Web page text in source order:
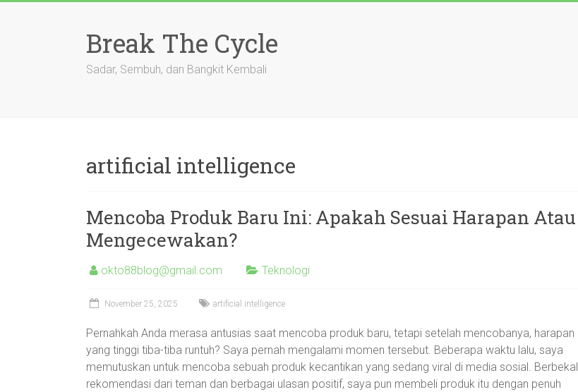
Break The Cycle
Sadar, Sembuh, dan Bangkit Kembali
artificial intelligence
Mencoba Produk Baru Ini: Apakah Sesuai Harapan Atau
Mengecewakan?
okto88blog@gmail.com Teknologi
November 25, 2025 artificial intelligence
Pernahkah Anda merasa antusias saat mencoba produk baru, tetapi setelah mencobanya, harapan
yang tinggi tiba-tiba runtuh? Saya pernah mengalami momen tersebut. Beberapa waktu lalu, saya
memutuskan untuk mencoba sebuah produk kecantikan yang sedang viral di media sosial. Berbekal
rekomendasi dari teman dan berbagai ulasan positif, saya pun membeli produk itu dengan penuh